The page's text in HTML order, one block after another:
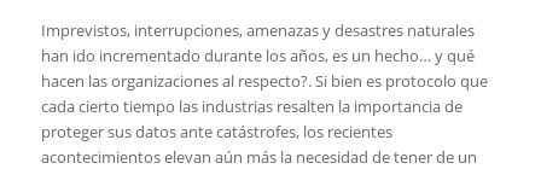
Imprevistos, interrupciones, amenazas y desastres naturales
han ido incrementado durante los años, es un hecho… y qué
hacen las organizaciones al respecto?. Si bien es protocolo que
cada cierto tiempo las industrias resalten la importancia de
proteger sus datos ante catástrofes, los recientes
acontecimientos elevan aún más la necesidad de tener de un